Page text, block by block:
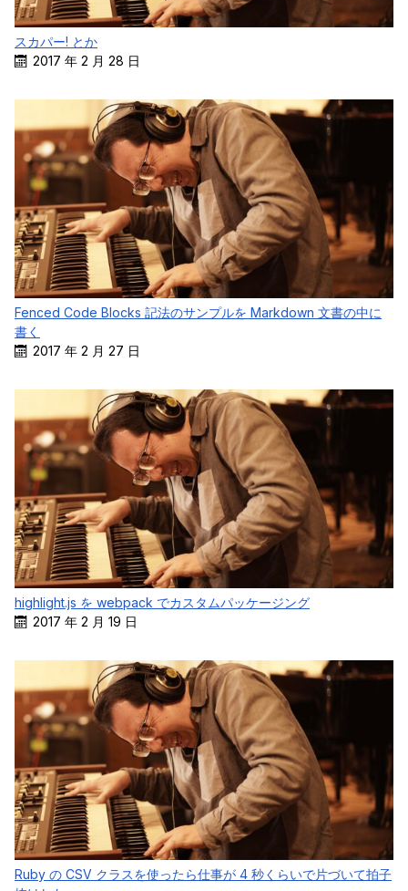
スカパー! とか
2017 年 2 月 28 日
Fenced Code Blocks 記法のサンプルを Markdown 文書の中に
書く
2017 年 2 月 27 日
highlight.js を webpack でカスタムパッケージング
2017 年 2 月 19 日
Ruby の CSV クラスを使ったら仕事が 4 秒くらいで片づいて拍子